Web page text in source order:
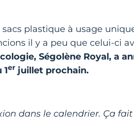
plastique à usage
il y a peu que celui-ci
Ségolène Royal, a
er juillet prochain.
dans le calendrier. Ça fait